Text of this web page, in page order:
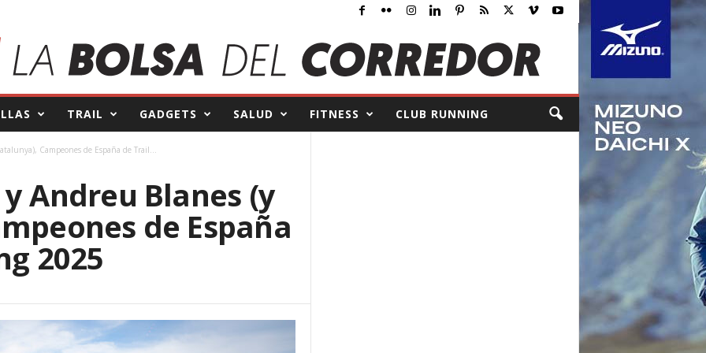
TRAIL GADGETS SALUD FITNESS CLUB RUNNING
Campeones de España de Trail...
Andreu Blanes (y
de España
2025